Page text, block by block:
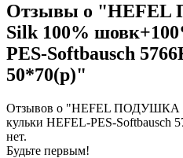
Отзывы о
Silk 100%
PES-Softbausch
50*70(р)"
Отзывов о "HEFEL ПОДУШКА
кульки HEFEL-PES-Softbausch
нет.
Будьте первым!